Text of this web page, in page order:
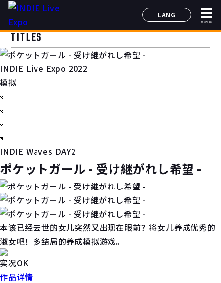
LANG
日本語
menu
TITLES
INDIE Live Expo 2022
模拟
INDIE Waves DAY2
ポケットガール - 受け継がれし希望 -
本该已经去世的女儿突然又出现在眼前？将女儿养成优秀的
淑女吧！多结局的养成模拟游戏。
实况OK
作品详情